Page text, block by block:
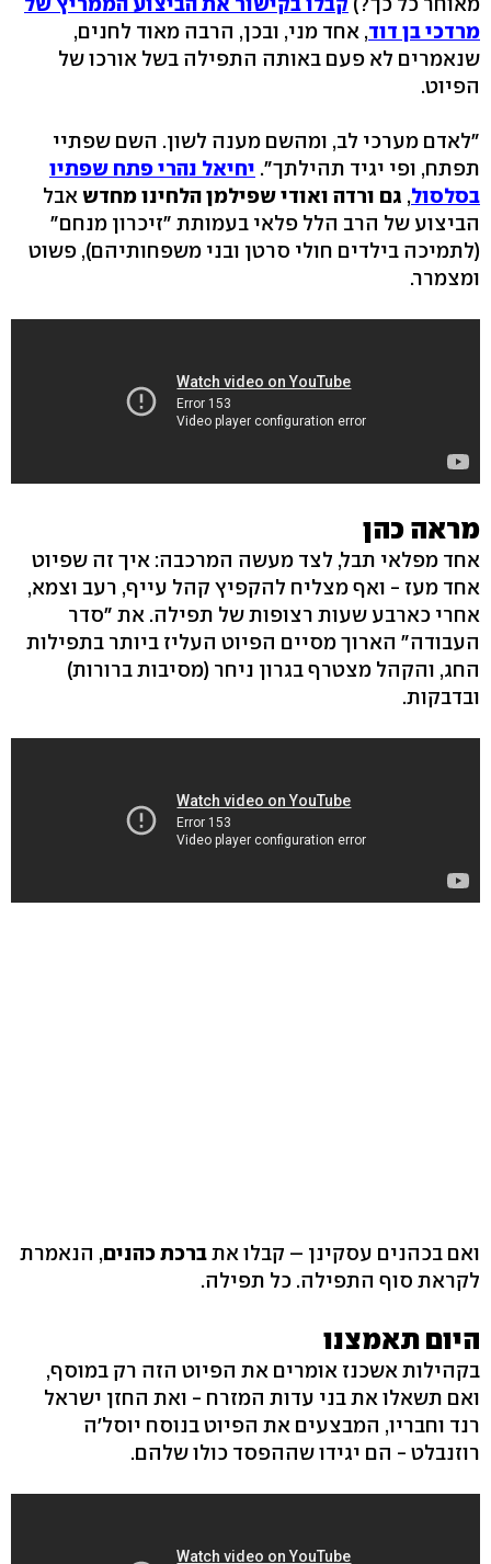
מרדכי בן דוד, אחד מני, ובכן, הרבה מאוד לחנים,
שנאמרים לא פעם באותה התפילה בשל אורכו של
הפיוט.
"לאדם מערכי לב, ומהשם מענה לשון. השם שפתיי
תפתח, ופי יגיד תהילתך". יחיאל נהרי פתח שפתיו
בסלסול, גם ורדה ואודי שפילמן הלחינו מחדש אבל
הביצוע של הרב הלל פלאי בעמותת "זיכרון מנחם"
(לתמיכה בילדים חולי סרטן ובני משפחותיהם), פשוט
ומצמרר.
מראה כהן
אחד מפלאי תבל, לצד מעשה המרכבה: איך זה שפיוט
אחד מעז - ואף מצליח להקפיץ קהל עייף, רעב וצמא,
אחרי כארבע שעות רצופות של תפילה. את "סדר
העבודה" הארוך מסיים הפיוט העליז ביותר בתפילות
החג, והקהל מצטרף בגרון ניחר (מסיבות ברורות)
ובדבקות.
ואם בכהנים עסקינן – קבלו אתברכת כהנים, הנאמרת
לקראת סוף התפילה. כל תפילה.
היום תאמצנו
בקהילות אשכנז אומרים את הפיוט הזה רק במוסף,
ואם תשאלו את בני עדות המזרח - ואת החזן ישראל
רנד וחבריו, המבצעים את הפיוט בנוסח יוסל'ה
רוזנבלט - הם יגידו שההפסד כולו שלהם.